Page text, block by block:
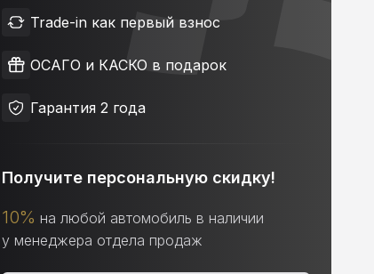
Trade-in как первый взнос
ОСАГО и КАСКО в подарок
Гарантия 2 года
Получите персональную скидку!
10% на любой автомобиль в наличии
у менеджера отдела продаж